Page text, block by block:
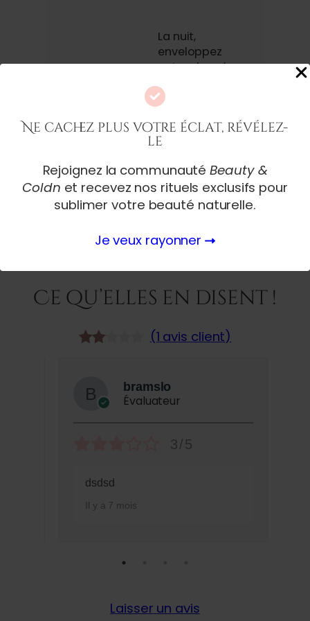
Ne cachez plus votre éclat, révélez-
le
Rejoignez la communautéBeauty &
Coldn et recevez nos rituels exclusifs pour
sublimer votre beauté naturelle.
Je veux rayonner
La nuit,
enveloppez
votre chevelure
en satin ou
taie douce pour
éviter les
journée,
protégez-la du
soleil.
Ce qu’elles en disent !
sur
notation
(1 avis client)
bramslo
Évaluateur
3/5
dsdsd
Il y a 7 mois
Laisser un avis